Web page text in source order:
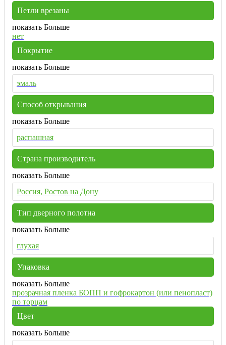
Петли врезаны
показать Больше
нет
Покрытие
показать Больше
эмаль
Способ открывания
показать Больше
распашная
Страна производитель
показать Больше
Россия, Ростов на Дону
Тип дверного полотна
показать Больше
глухая
Упаковка
показать Больше
прозрачная пленка БОПП и гофрокартон (или пенопласт)
по торцам
Цвет
показать Больше